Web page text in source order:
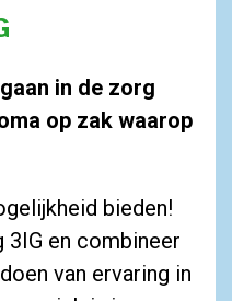
in de zorg
op zak waarop
bieden!
3IG en combineer
van ervaring in